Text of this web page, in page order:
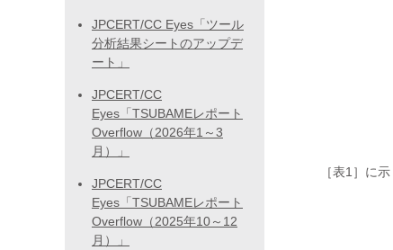
［表1］に
JPCERT/CC Eyes「ツール
分析結果シートのアップデ
ート」
JPCERT/CC
Eyes「TSUBAMEレポート
Overflow（2026年1～3
月）」
JPCERT/CC
Eyes「TSUBAMEレポート
Overflow（2025年10～12
月）」